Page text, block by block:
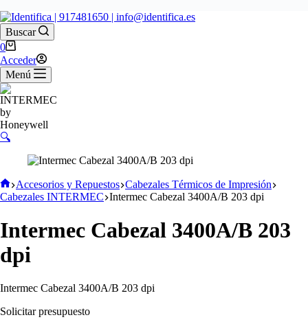
Buscar
0
Acceder
Menú
🔍
Accesorios y Repuestos Cabezales Térmicos de Impresión
Cabezales INTERMEC Intermec Cabezal 3400A/B 203 dpi
Intermec Cabezal 3400A/B 203
dpi
Intermec Cabezal 3400A/B 203 dpi
Solicitar presupuesto